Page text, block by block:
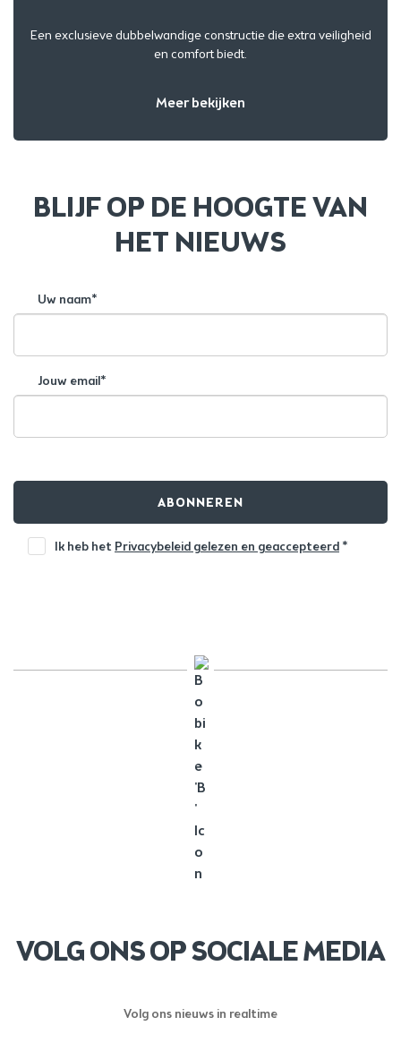
Een exclusieve dubbelwandige constructie die extra veiligheid
en comfort biedt.
Meer bekijken
BLIJF OP DE HOOGTE VAN
HET NIEUWS
Uw naam*
Jouw email*
ABONNEREN
Ik heb het Privacybeleid gelezen en geaccepteerd *
VOLG ONS OP SOCIALE MEDIA
Volg ons nieuws in realtime